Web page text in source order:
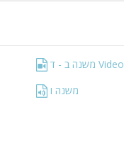
משנה ב - ד Video
משנה ו